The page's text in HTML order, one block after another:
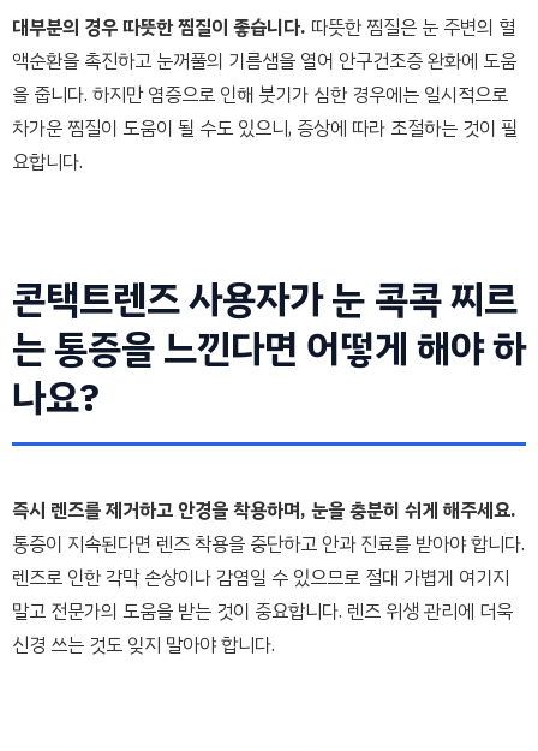
대부분의 경우 따뜻한 찜질이 좋습니다. 따뜻한 찜질은 눈 주변의 혈
액순환을 촉진하고 눈꺼풀의 기름샘을 열어 안구건조증 완화에 도움
을 줍니다. 하지만 염증으로 인해 붓기가 심한 경우에는 일시적으로
차가운 찜질이 도움이 될 수도 있으니, 증상에 따라 조절하는 것이 필
요합니다.
콘택트렌즈 사용자가 눈 콕콕 찌르
는 통증을 느낀다면 어떻게 해야 하
나요?
즉시 렌즈를 제거하고 안경을 착용하며, 눈을 충분히 쉬게 해주세요.
통증이 지속된다면 렌즈 착용을 중단하고 안과 진료를 받아야 합니다.
렌즈로 인한 각막 손상이나 감염일 수 있으므로 절대 가볍게 여기지
말고 전문가의 도움을 받는 것이 중요합니다. 렌즈 위생 관리에 더욱
신경 쓰는 것도 잊지 말아야 합니다.